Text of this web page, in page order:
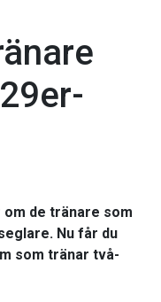
de tränare som
Nu får du
som tränar två-